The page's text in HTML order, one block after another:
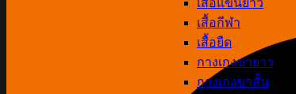
เสื้อแขนยาว
เสื้อกีฬา
เสื้อยืด
กางเกงขายาว
กางเกงขาสั้น